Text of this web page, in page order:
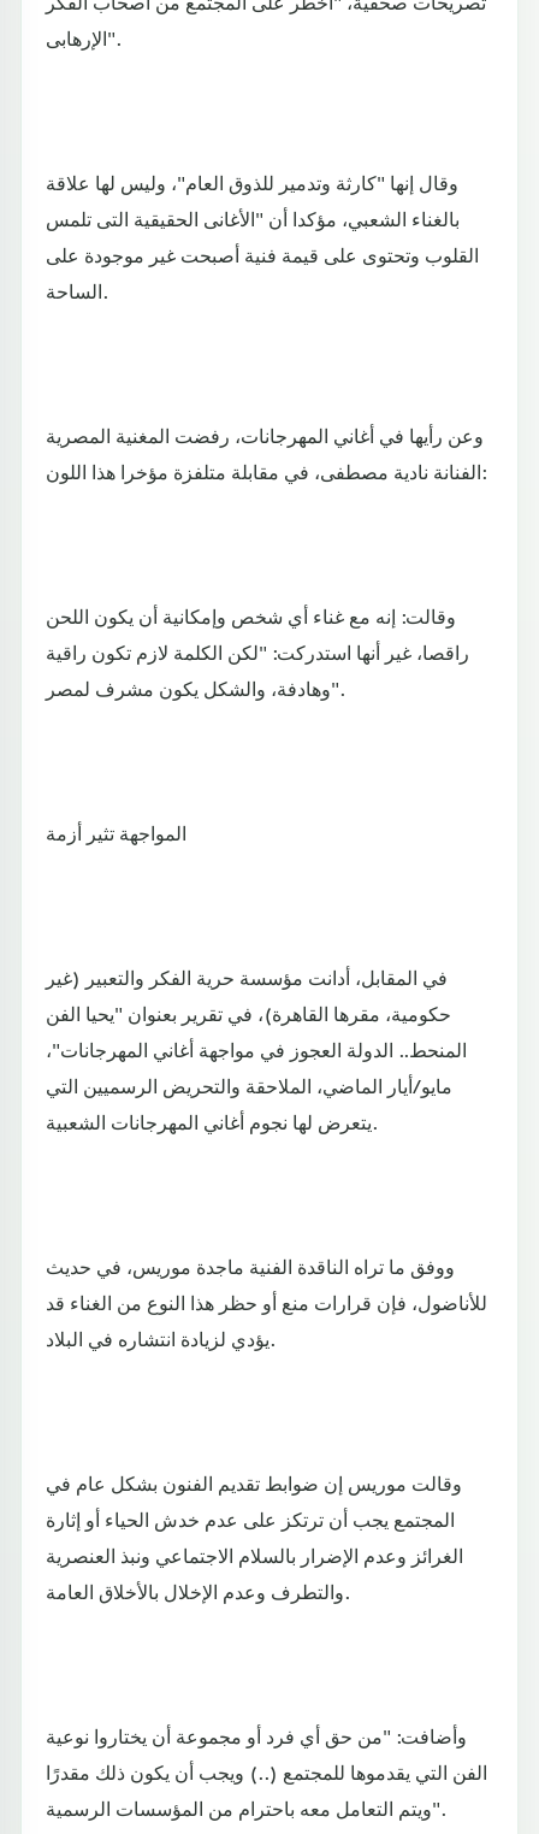
الإرهابى".
وقال إنها "كارثة وتدمير للذوق العام"، وليس لها علاقة
بالغناء الشعبي، مؤكدا أن "الأغانى الحقيقية التى تلمس
القلوب وتحتوى على قيمة فنية أصبحت غير موجودة على
الساحة.
وعن رأيها في أغاني المهرجانات، رفضت المغنية المصرية
الفنانة نادية مصطفى، في مقابلة متلفزة مؤخرا هذا اللون:
وقالت: إنه مع غناء أي شخص وإمكانية أن يكون اللحن
راقصا، غير أنها استدركت: "لكن الكلمة لازم تكون راقية
وهادفة، والشكل يكون مشرف لمصر".
المواجهة تثير أزمة
في المقابل، أدانت مؤسسة حرية الفكر والتعبير (غير
حكومية، مقرها القاهرة)، في تقرير بعنوان "يحيا الفن
المنحط.. الدولة العجوز في مواجهة أغاني المهرجانات"،
مايو/أيار الماضي، الملاحقة والتحريض الرسميين التي
يتعرض لها نجوم أغاني المهرجانات الشعبية.
ووفق ما تراه الناقدة الفنية ماجدة موريس، في حديث
للأناضول، فإن قرارات منع أو حظر هذا النوع من الغناء قد
يؤدي لزيادة انتشاره في البلاد.
وقالت موريس إن ضوابط تقديم الفنون بشكل عام في
المجتمع يجب أن ترتكز على عدم خدش الحياء أو إثارة
الغرائز وعدم الإضرار بالسلام الاجتماعي ونبذ العنصرية
والتطرف وعدم الإخلال بالأخلاق العامة.
وأضافت: "من حق أي فرد أو مجموعة أن يختاروا نوعية
الفن التي يقدموها للمجتمع (..) ويجب أن يكون ذلك مقدرًا
ويتم التعامل معه باحترام من المؤسسات الرسمية".